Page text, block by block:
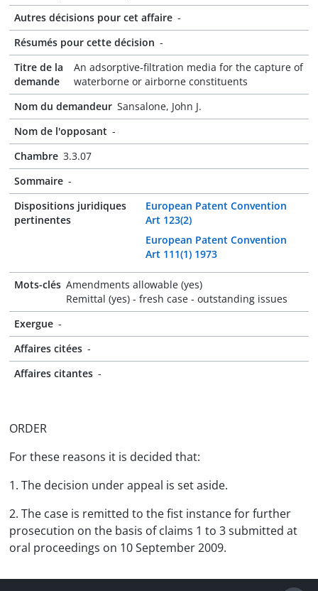
Autres décisions pour cet affaire -
Résumés pour cette décision -
Titre de la
demande
An adsorptive-filtration media for the capture of
waterborne or airborne constituents
Nom du demandeur Sansalone, John J.
Nom de l'opposant -
Chambre 3.3.07
Sommaire -
Dispositions juridiques
pertinentes
European Patent Convention
Art 123(2)
European Patent Convention
Art 111(1) 1973
Mots-clés Amendments allowable (yes)
Remittal (yes) - fresh case - outstanding issues
Exergue -
Affaires citées -
Affaires citantes -
ORDER
For these reasons it is decided that:
1. The decision under appeal is set aside.
2. The case is remitted to the fist instance for further
prosecution on the basis of claims 1 to 3 submitted at
oral proceedings on 10 September 2009.